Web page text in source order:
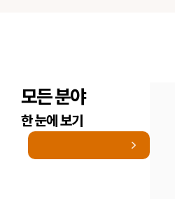
모든 분야
한 눈에 보기